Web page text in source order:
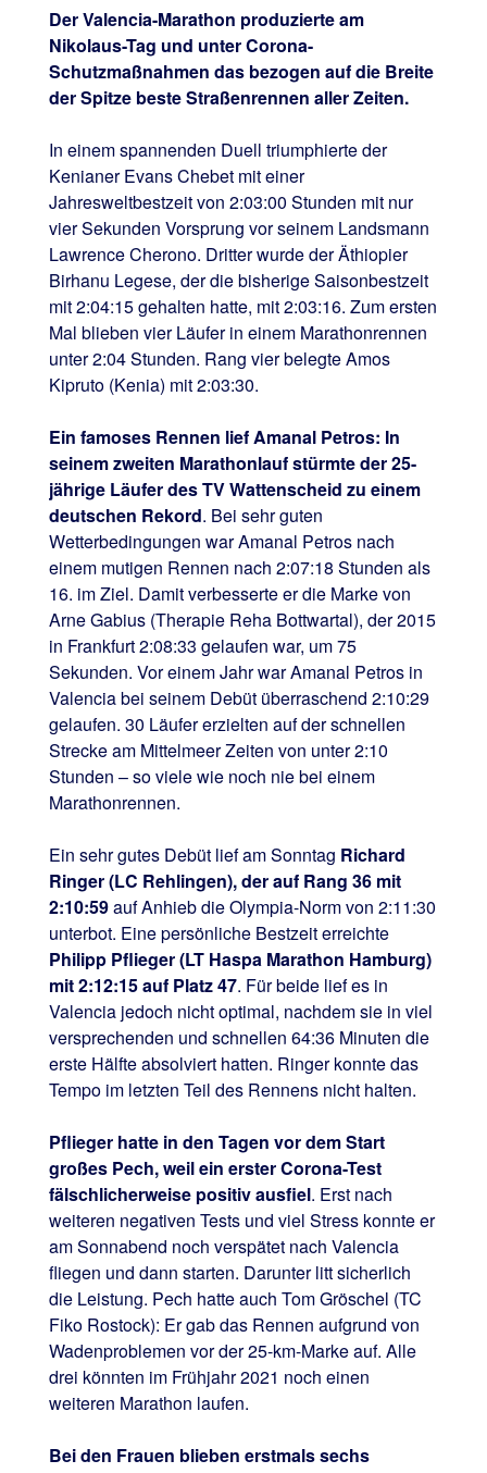
Der Valencia-Marathon produzierte am
Nikolaus-Tag und unter Corona-
Schutzmaßnahmen das bezogen auf die Breite
der Spitze beste Straßenrennen aller Zeiten.
In einem spannenden Duell triumphierte der
Kenianer Evans Chebet mit einer
Jahresweltbestzeit von 2:03:00 Stunden mit nur
vier Sekunden Vorsprung vor seinem Landsmann
Lawrence Cherono. Dritter wurde der Äthiopier
Birhanu Legese, der die bisherige Saisonbestzeit
mit 2:04:15 gehalten hatte, mit 2:03:16. Zum ersten
Mal blieben vier Läufer in einem Marathonrennen
unter 2:04 Stunden. Rang vier belegte Amos
Kipruto (Kenia) mit 2:03:30.
Ein famoses Rennen lief Amanal Petros: In
seinem zweiten Marathonlauf stürmte der 25-
jährige Läufer des TV Wattenscheid zu einem
deutschen Rekord. Bei sehr guten
Wetterbedingungen war Amanal Petros nach
einem mutigen Rennen nach 2:07:18 Stunden als
16. im Ziel. Damit verbesserte er die Marke von
Arne Gabius (Therapie Reha Bottwartal), der 2015
in Frankfurt 2:08:33 gelaufen war, um 75
Sekunden. Vor einem Jahr war Amanal Petros in
Valencia bei seinem Debüt überraschend 2:10:29
gelaufen. 30 Läufer erzielten auf der schnellen
Strecke am Mittelmeer Zeiten von unter 2:10
Stunden – so viele wie noch nie bei einem
Marathonrennen.
Ein sehr gutes Debüt lief am Sonntag Richard
Ringer (LC Rehlingen), der auf Rang 36 mit
2:10:59auf Anhieb die Olympia-Norm von 2:11:30
unterbot. Eine persönliche Bestzeit erreichte
Philipp Pflieger (LT Haspa Marathon Hamburg)
mit 2:12:15 auf Platz 47. Für beide lief es in
Valencia jedoch nicht optimal, nachdem sie in viel
versprechenden und schnellen 64:36 Minuten die
erste Hälfte absolviert hatten. Ringer konnte das
Tempo im letzten Teil des Rennens nicht halten.
Pflieger hatte in den Tagen vor dem Start
großes Pech, weil ein erster Corona-Test
fälschlicherweise positiv ausfiel. Erst nach
weiteren negativen Tests und viel Stress konnte er
am Sonnabend noch verspätet nach Valencia
fliegen und dann starten. Darunter litt sicherlich
die Leistung. Pech hatte auch Tom Gröschel (TC
Fiko Rostock): Er gab das Rennen aufgrund von
Wadenproblemen vor der 25-km-Marke auf. Alle
drei könnten im Frühjahr 2021 noch einen
weiteren Marathon laufen.
Bei den Frauen blieben erstmals sechs